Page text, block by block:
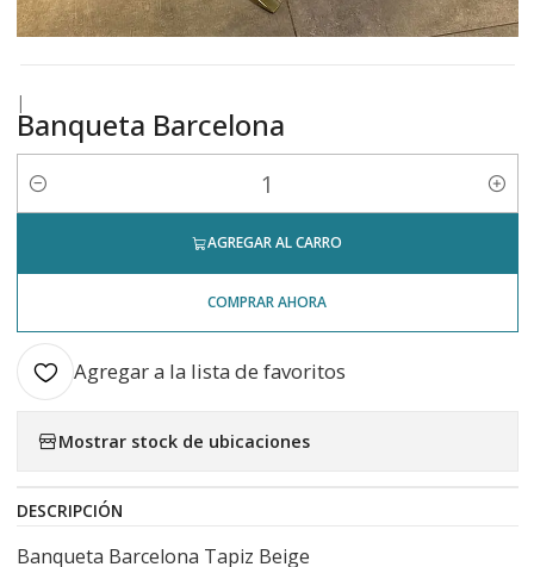
|
Banqueta Barcelona
Cantidad
AGREGAR AL CARRO
COMPRAR AHORA
Agregar a la lista de favoritos
Mostrar stock de ubicaciones
DESCRIPCIÓN
Banqueta Barcelona Tapiz Beige